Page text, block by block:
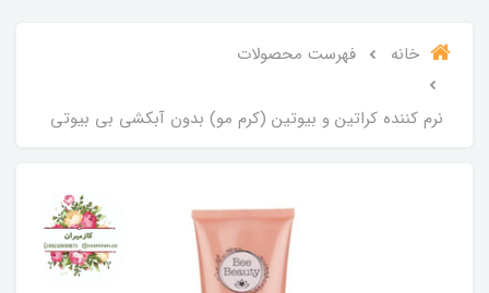
خانه فهرست محصولات
نرم کننده کراتین و بیوتین (کرم مو) بدون آبکشی بی بیوتی